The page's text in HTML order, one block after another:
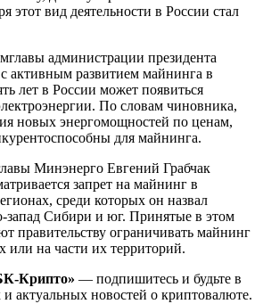
этот вид деятельности в России стал
администрации президента
активным развитием майнинга в
лет в России может появиться
По словам чиновника,
новых энергомощностей по ценам,
для майнинга.
Минэнерго Евгений Грабчак
запрет на майнинг в
среди которых он назвал
запад Сибири и юг. Принятые в этом
правительству ограничивать майнинг
или на части их территорий.
Крипто» — подпишитесь и будьте в
актуальных новостей о криптовалюте.